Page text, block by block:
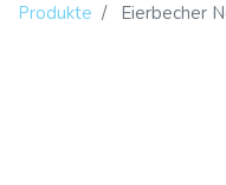
Produkte Eierbecher